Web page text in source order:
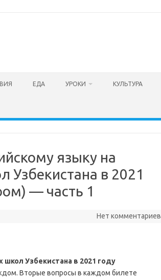
ЕДА УРОКИ КУЛЬТУРА
языку на
Узбекистана в 2021
— часть 1
Нет комментариев
школ Узбекистана в 2021 году
Вторые вопросы в каждом билете